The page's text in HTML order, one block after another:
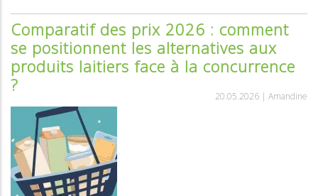
vs
animal
:
comparatif
des
alternatives
à
la
viande
2026
Comparatif des prix 2026 : comment
se positionnent les alternatives aux
produits laitiers face à la concurrence
?
20.05.2026 | Amandine